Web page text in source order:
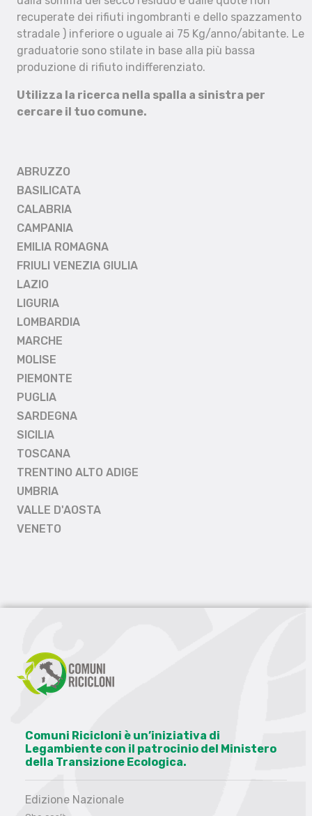
recuperate dei rifiuti ingombranti e dello spazzamento
stradale ) inferiore o uguale ai 75 Kg/anno/abitante. Le
graduatorie sono stilate in base alla più bassa
produzione di rifiuto indifferenziato.
Utilizza la ricerca nella spalla a sinistra per
cercare il tuo comune.
ABRUZZO
BASILICATA
CALABRIA
CAMPANIA
EMILIA ROMAGNA
FRIULI VENEZIA GIULIA
LAZIO
LIGURIA
LOMBARDIA
MARCHE
MOLISE
PIEMONTE
PUGLIA
SARDEGNA
SICILIA
TOSCANA
TRENTINO ALTO ADIGE
UMBRIA
VALLE D'AOSTA
VENETO
Comuni Ricicloni è un’iniziativa di
Legambiente con il patrocinio del Ministero
della Transizione Ecologica.
Edizione Nazionale